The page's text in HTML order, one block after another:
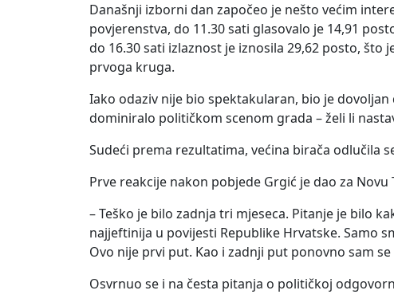
Današnji izborni dan započeo je nešto većim
povjerenstva, do 11.30 sati glasovalo je 14,91
do 16.30 sati izlaznost je iznosila 29,62 posto,
prvoga kruga.
Iako odaziv nije bio spektakularan, bio je
dominiralo političkom scenom grada – želi li
Sudeći prema rezultatima, većina birača odlučila
Prve reakcije nakon pobjede Grgić je dao za
– Teško je bilo zadnja tri mjeseca. Pitanje je bilo
najjeftinija u povijesti Republike Hrvatske. Samo
Ovo nije prvi put. Kao i zadnji put ponovno sam
Osvrnuo se i na česta pitanja o političkoj